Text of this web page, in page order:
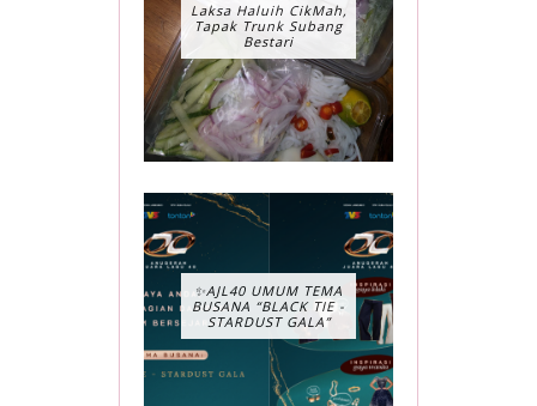
Laksa Haluih CikMah,
Tapak Trunk Subang
Bestari
✨AJL40 UMUM TEMA
BUSANA “BLACK TIE -
STARDUST GALA”